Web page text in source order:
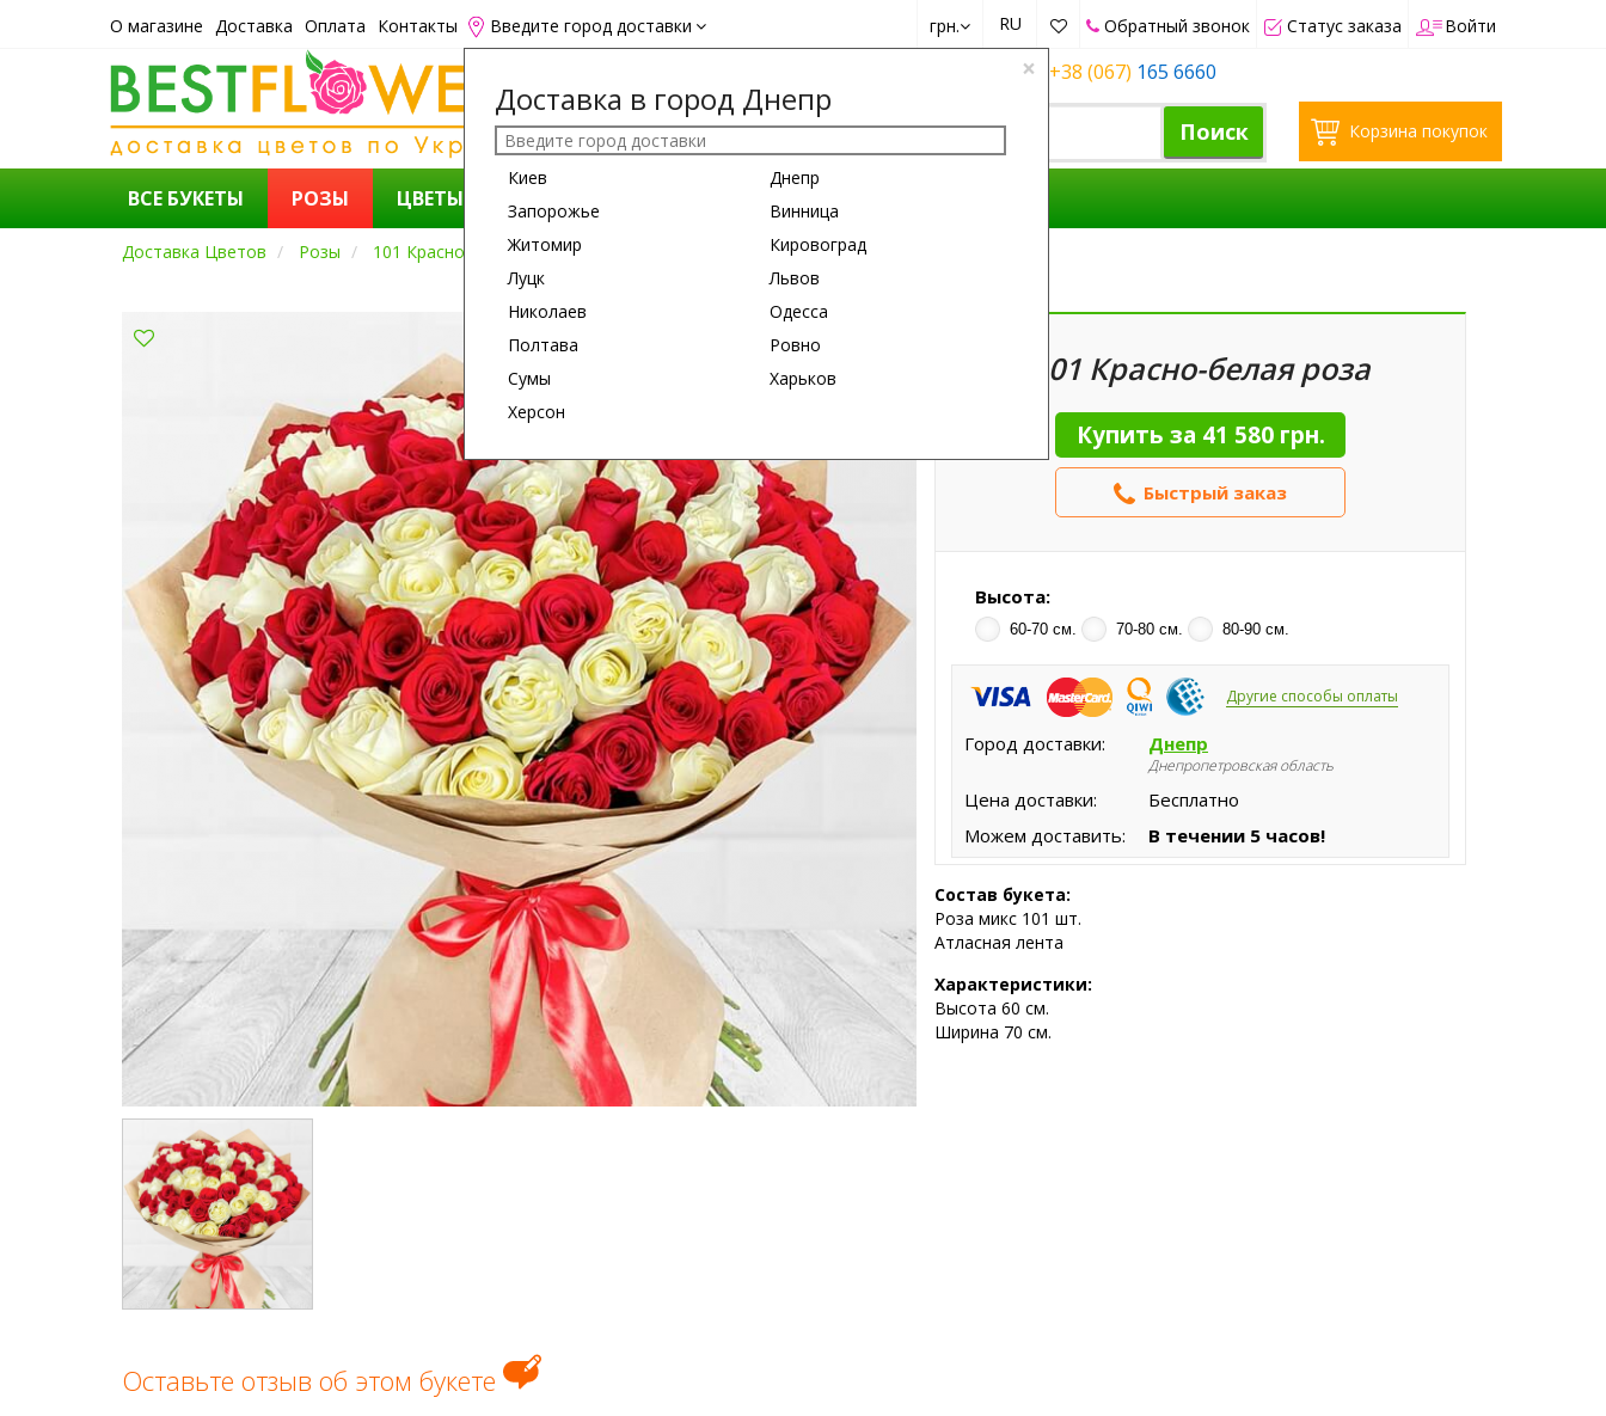
О магазине Доставка Оплата Контакты Введите город доставки
×
Доставка в город Днепр
Киев
Днепр
Запорожье
Винница
Житомир
Кировоград
Луцк
Львов
Николаев
Одесса
Полтава
Ровно
Сумы
Харьков
Херсон
грн. RU Обратный звонок Статус заказа Войти
+38 (067) 165 6660
Поиск Корзина покупок
ВСЕ БУКЕТЫ РОЗЫ ЦВЕТЫ
Доставка Цветов Розы 101 Красно-Белая Роза
70 см
Оставьте отзыв об этом букете
101 Красно-белая роза
Купить за 41 580 грн.
Быстрый заказ
Высота:
60-70 см. 70-80 см. 80-90 см.
Другие способы оплаты
Город доставки: Днепр
Днепропетровская область
Цена доставки:
Бесплатно
Можем доставить:
В течении 5 часов!
Состав букета:
Роза микс 101 шт.
Атласная лента
Характеристики:
Высота 60 см.
Ширина 70 см.